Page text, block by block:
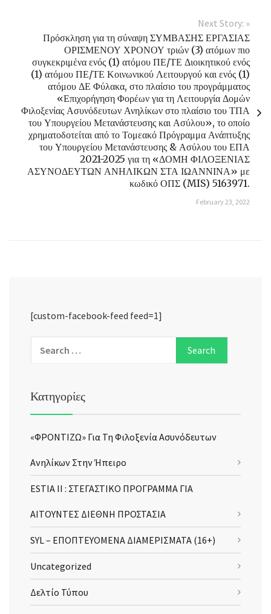
Next Story: »
Πρόσκληση για τη σύναψη ΣΥΜΒΑΣΗΣ ΕΡΓΑΣΙΑΣ
ΟΡΙΣΜΕΝΟΥ ΧΡΟΝΟΥ τριών (3) ατόμων πιο
συγκεκριμένα ενός (1) ατόμου ΠΕ/ΤΕ Διοικητικού ενός
(1) ατόμου ΠΕ/ΤΕ Κοινωνικού Λειτουργού και ενός (1)
ατόμου ΔΕ Φύλακα, στο πλαίσιο του προγράμματος
«Επιχορήγηση Φορέων για τη Λειτουργία Δομών
Φιλοξενίας Ασυνόδευτων Ανηλίκων στο πλαίσιο του ΤΠΑ
του Υπουργείου Μετανάστευσης και Ασύλου», το οποίο
χρηματοδοτείται από το Τομεακό Πρόγραμμα Ανάπτυξης
του Υπουργείου Μετανάστευσης & Ασύλου του ΕΠΑ
2021-2025 για τη «ΔΟΜΗ ΦΙΛΟΞΕΝΙΑΣ
ΑΣΥΝΟΔΕΥΤΩΝ ΑΝΗΛΙΚΩΝ ΣΤΑ ΙΩΑΝΝΙΝΑ» με
κωδικό ΟΠΣ (MIS) 5163971.
February 23, 2022
[custom-facebook-feed feed=1]
Κατηγορίες
«ΦΡΟΝΤΙΖΩ» Για Τη Φιλοξενία Ασυνόδευτων
Ανηλίκων Στην Ήπειρο
ESTIA II : ΣΤΕΓΑΣΤΙΚΟ ΠΡΟΓΡΑΜΜΑ ΓΙΑ
ΑΙΤΟΥΝΤΕΣ ΔΙΕΘΝΗ ΠΡΟΣΤΑΣΙΑ
SYL – ΕΠΟΠΤΕΥΟΜΕΝΑ ΔΙΑΜΕΡΙΣΜΑΤΑ (16+)
Uncategorized
Δελτίο Τύπου